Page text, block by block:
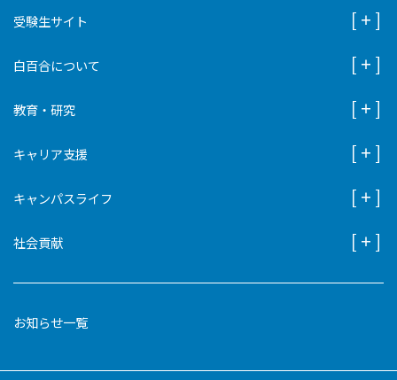
受験生サイト
白百合について
教育・研究
キャリア支援
キャンパスライフ
社会貢献
お知らせ一覧